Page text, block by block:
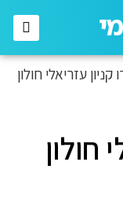
עזריאלי חולון
חולון